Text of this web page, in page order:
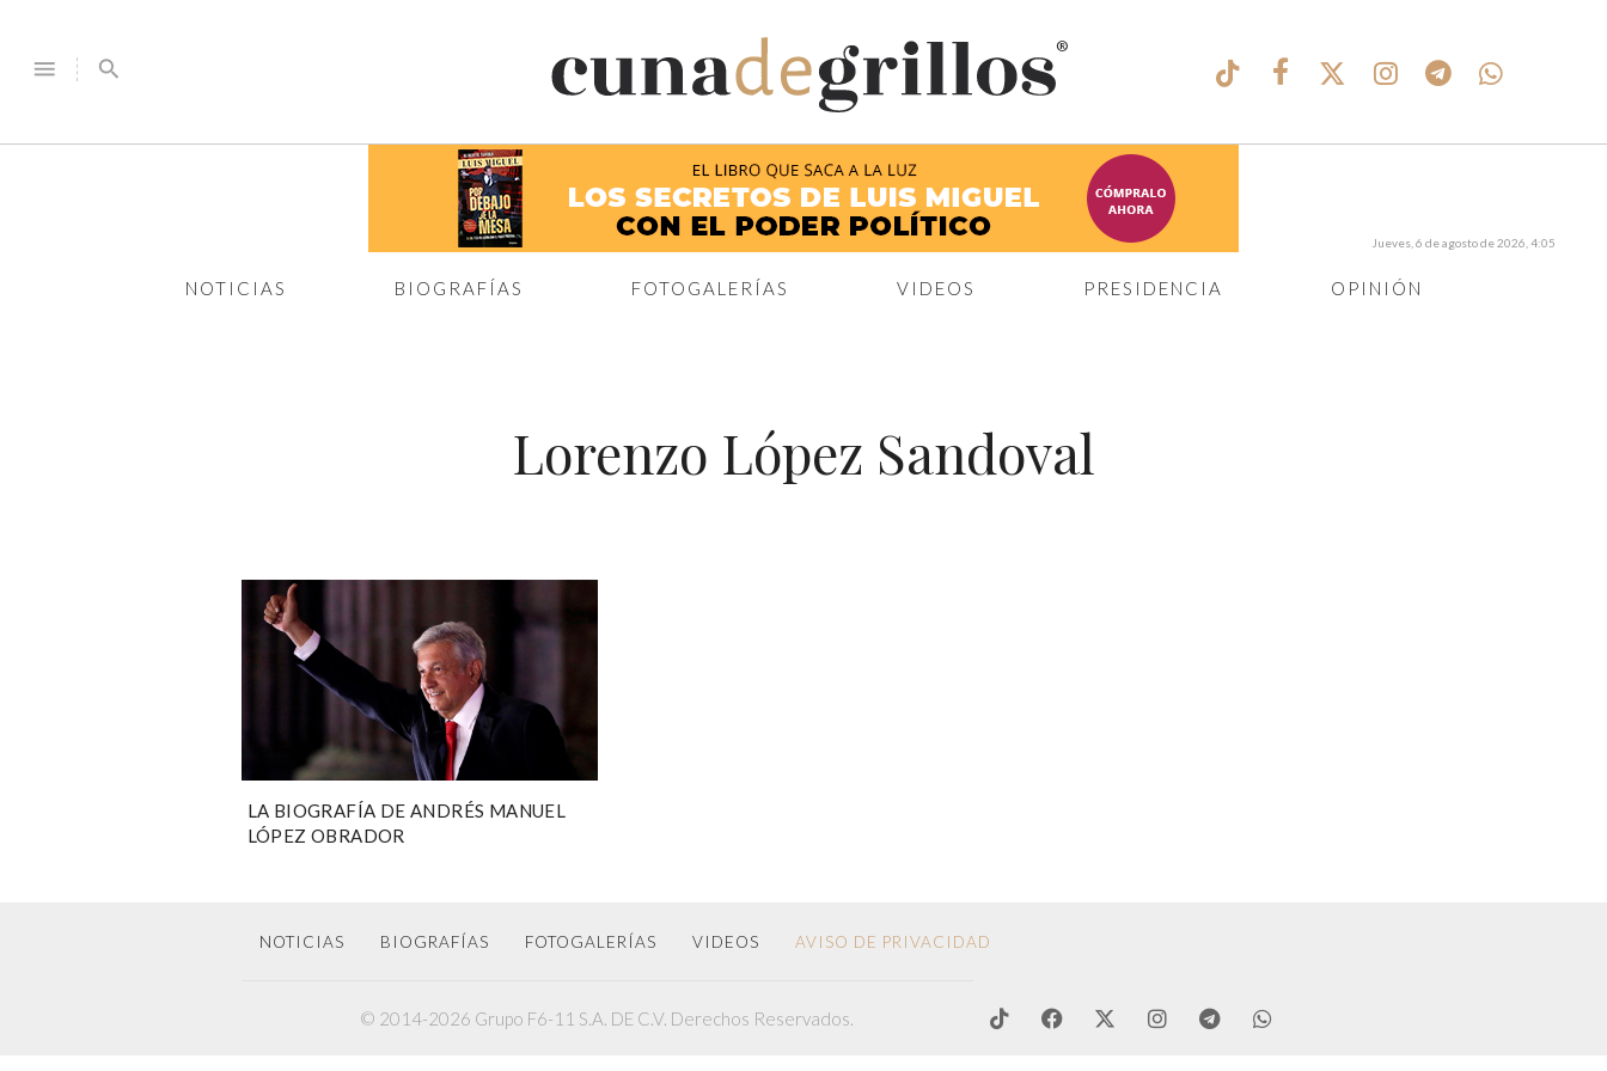
menu search
®
NOTICIAS BIOGRAFÍAS FOTOGALERÍAS VIDEOS PRESIDENCIA OPINIÓN
Jueves, 6 de agosto de 2026, 4:05
Lorenzo López Sandoval
LA BIOGRAFÍA DE ANDRÉS MANUEL
LÓPEZ OBRADOR
NOTICIAS BIOGRAFÍAS FOTOGALERÍAS VIDEOS AVISO DE PRIVACIDAD
© 2014-2026 Grupo F6-11 S.A. DE C.V. Derechos Reservados.